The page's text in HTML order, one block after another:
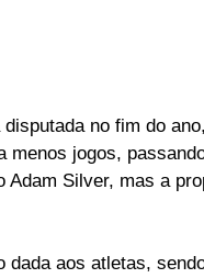
no fim do
menos jogos,
Adam Silver, mas a
aos atletas,